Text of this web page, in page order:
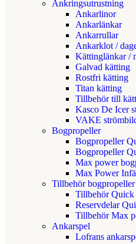
Ankringsutrustning
Ankarlinor
Ankarlänkar
Ankarrullar
Ankarklot /
Kättinglänkar /
Galvad kätting
Rostfri kätting
Titan kätting
Tillbehör till
Kasco De Icer
VAKE
Bogpropeller
Bogpropeller
Bogpropeller
Max power
Max Power
Tillbehör bogpropeller
Tillbehör Quick
Reservdelar
Tillbehör Max
Ankarspel
Lofrans